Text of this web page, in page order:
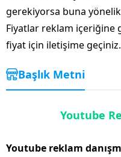
gerekiyorsa buna
Fiyatlar reklam içeriğine
fiyat için iletişime geçiniz.
Başlık Metni
Youtube
Youtube reklam